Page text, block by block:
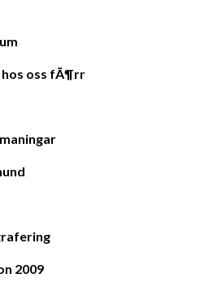
hos oss fÃ¶rr
2009